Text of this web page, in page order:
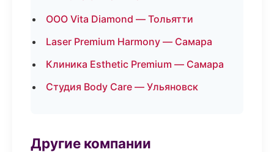
ООО Vita Diamond — Тольятти
Laser Premium Harmony — Самара
Клиника Esthetic Premium — Самара
Студия Body Care — Ульяновск
Другие компании